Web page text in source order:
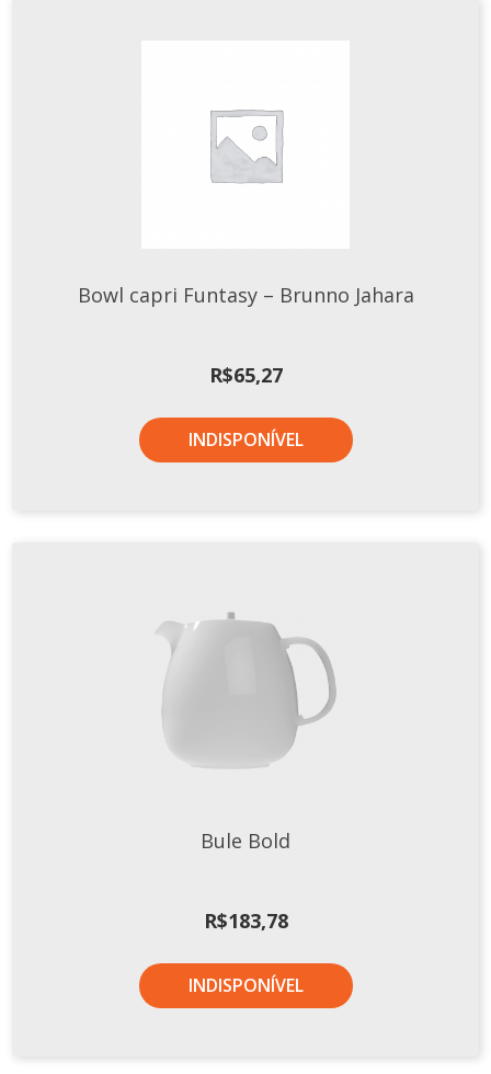
Bowl capri Funtasy – Brunno Jahara
R$65,27
INDISPONÍVEL
Bule Bold
R$183,78
INDISPONÍVEL